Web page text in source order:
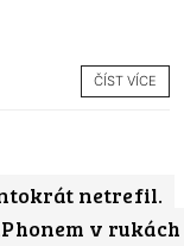
ČÍST VÍCE
netrefil.
v rukách